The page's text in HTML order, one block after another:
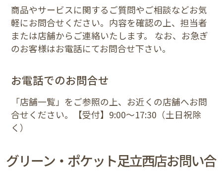
商品やサービスに関するご質問やご相談などお気
軽にお問合せください。内容を確認の上、担当者
または店舗からご連絡いたします。 なお、お急ぎ
のお客様はお電話にてお問合せ下さい。
お電話でのお問合せ
「店舗一覧」をご参照の上、お近くの店舗へお問
合せください。【受付】9:00〜17:30（土日祝除
く）
グリーン・ポケット足立西店お問い合